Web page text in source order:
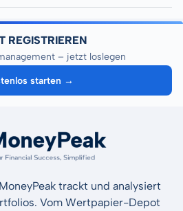
REGISTRIEREN
– jetzt loslegen
starten →
trackt und analysiert
Vom Wertpapier-Depot